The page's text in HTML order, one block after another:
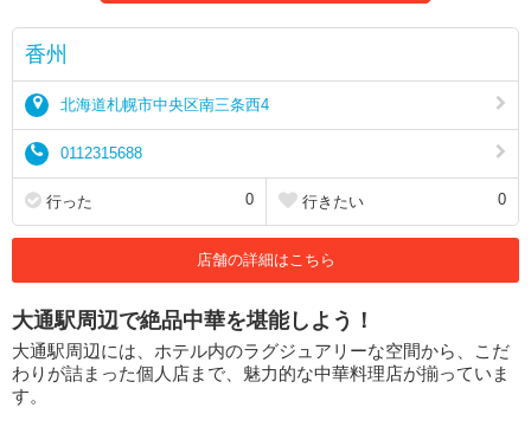
香州
北海道札幌市中央区南三条西4
0112315688
行った 0 行きたい 0
店舗の詳細はこちら
大通駅周辺で絶品中華を堪能しよう！
大通駅周辺には、ホテル内のラグジュアリーな空間から、こだ
わりが詰まった個人店まで、魅力的な中華料理店が揃っていま
す。